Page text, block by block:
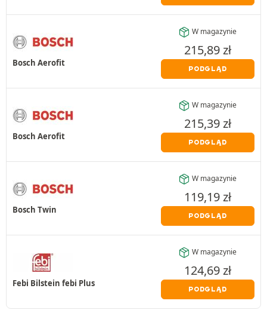
Bosch Aerofit
W magazynie
215,89zł
PODGLĄD
Bosch Aerofit
W magazynie
215,39zł
PODGLĄD
Bosch Twin
W magazynie
119,19zł
PODGLĄD
Febi Bilstein febi Plus
W magazynie
124,69zł
PODGLĄD